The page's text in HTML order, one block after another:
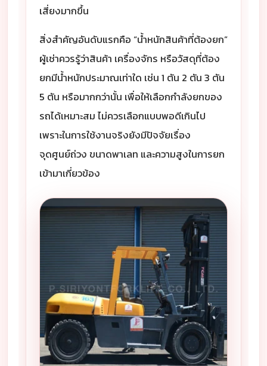
เสี่ยงมากขึ้น
สิ่งสำคัญอันดับแรกคือ “น้ำหนักสินค้าที่ต้องยก”
ผู้เช่าควรรู้ว่าสินค้า เครื่องจักร หรือวัสดุที่ต้อง
ยกมีน้ำหนักประมาณเท่าใด เช่น 1 ตัน 2 ตัน 3 ตัน
5 ตัน หรือมากกว่านั้น เพื่อให้เลือกกำลังยกของ
รถได้เหมาะสม ไม่ควรเลือกแบบพอดีเกินไป
เพราะในการใช้งานจริงยังมีปัจจัยเรื่อง
จุดศูนย์ถ่วง ขนาดพาเลท และความสูงในการยก
เข้ามาเกี่ยวข้อง